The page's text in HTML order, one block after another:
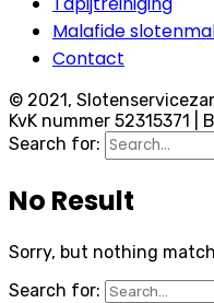
Malafide
Contact
© 2021,
KvK nummer 52315371
Search for:
No Result
Sorry, but nothing
Search for: